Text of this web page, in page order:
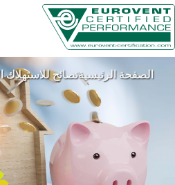
الرئيسيةنصائح للاستهلاك الفعال